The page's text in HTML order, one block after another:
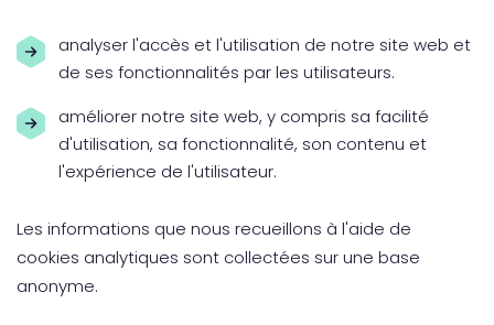
analyser l'accès et l'utilisation de notre site web et
de ses fonctionnalités par les utilisateurs.
améliorer notre site web, y compris sa facilité
d'utilisation, sa fonctionnalité, son contenu et
l'expérience de l'utilisateur.
Les informations que nous recueillons à l'aide de
cookies analytiques sont collectées sur une base
anonyme.